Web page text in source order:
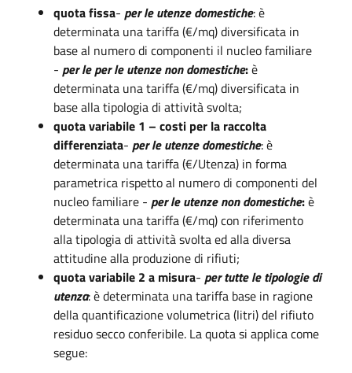
quota fissa- per le utenze domestiche: è
determinata una tariffa (€/mq) diversificata in
base al numero di componenti il nucleo familiare
- per leper le utenze non domestiche:è
determinata una tariffa (€/mq) diversificata in
base alla tipologia di attività svolta;
quota variabile 1 – costi per la raccolta
differenziata- per le utenze domestiche: è
determinata una tariffa (€/Utenza) in forma
parametrica rispetto al numero di componenti del
nucleo familiare - per le utenze non domestiche:è
determinata una tariffa (€/mq) con riferimento
alla tipologia di attività svolta ed alla diversa
attitudine alla produzione di rifiuti;
quota variabile 2 a misura- per tutte le tipologie di
utenza: è determinata una tariffa base in ragione
della quantificazione volumetrica (litri) del rifiuto
residuo secco conferibile. La quota si applica come
segue: